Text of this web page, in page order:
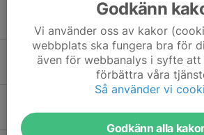
Grattis SMACKare!
29 jun, 12:18
Lördagsrunda till Wira Bruk
27 jun, 17:49 1
27 jun, 14:41 1
Godkänn
Vi använder oss av kakor
webbplats ska fungera bra för
även för webbanalys i syfte
förbättra våra
Så använder vi
Godkänn alla